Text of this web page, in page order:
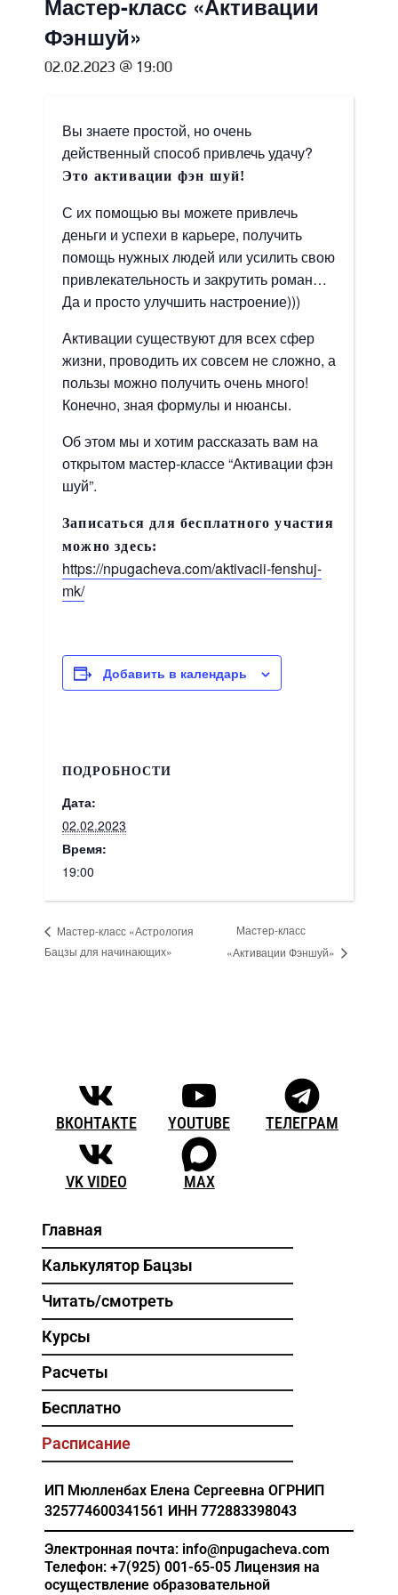
Мастер-класс «Активации
Фэншуй»
02.02.2023 @ 19:00
Вы знаете простой, но очень
действенный способ привлечь удачу?
Это активации фэн шуй!
С их помощью вы можете привлечь
деньги и успехи в карьере, получить
помощь нужных людей или усилить свою
привлекательность и закрутить роман…
Да и просто улучшить настроение)))
Активации существуют для всех сфер
жизни, проводить их совсем не сложно, а
пользы можно получить очень много!
Конечно, зная формулы и нюансы.
Об этом мы и хотим рассказать вам на
открытом мастер-классе “Активации фэн
шуй”.
Записаться для бесплатного участия
можно здесь:
https://npugacheva.com/aktivacii-fenshuj-
mk/
Добавить в календарь
ПОДРОБНОСТИ
Дата:
02.02.2023
Время:
19:00
Мастер-класс «Астрология
Бацзы для начинающих»
Мастер-класс
«Активации Фэншуй»
ВКОНТАКТЕ YOUTUBE ТЕЛЕГРАМ
VK VIDEO MAX
Главная
Калькулятор Бацзы
Читать/смотреть
Курсы
Расчеты
Бесплатно
Расписание
ИП Мюлленбах Елена Сергеевна ОГРНИП
325774600341561 ИНН 772883398043
Электронная почта: info@npugacheva.com
Телефон: +7(925) 001-65-05 Лицензия на
осуществление образовательной